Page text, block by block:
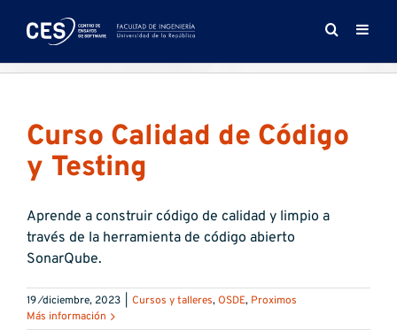
Curso Calidad de Código
y Testing
Aprende a construir código de calidad y limpio a
través de la herramienta de código abierto
SonarQube.
19 ⁄diciembre, 2023 Cursos y talleres,OSDE, Proximos
Más información